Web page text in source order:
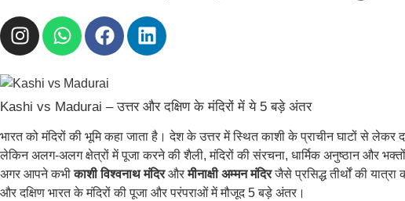
Kashi vs Madurai – उत्तर और दक्षिण के मंदिरों में ये 5 बड़े अंतर
भारत को मंदिरों की भूमि कहा जाता है। देश के उत्तर में स्थित काशी के प्राचीन घाटों से
लेकिन अलग-अलग क्षेत्रों में पूजा करने की शैली, मंदिरों की संरचना, धार्मिक अनुष्ठान और
अगर आपने कभीकाशी विश्वनाथ मंदिरऔरमीनाक्षी अम्मन मंदिरजैसे प्रसिद्ध तीर्थों की
और दक्षिण भारत के मंदिरों की पूजा और परंपराओं में मौजूद 5 बड़े अंतर।